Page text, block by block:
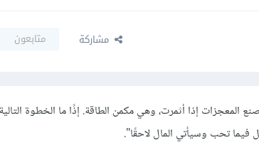
مشاركة متابعون
المعجزات إذا أثمرت، وهي مكمن الطاقة. إذًا ما الخطوة
فيما تحب وسيأتي المال لاحقًا".